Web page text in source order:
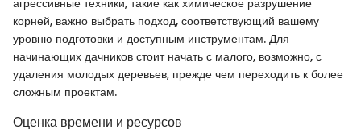
корней, важно выбрать подход, соответствующий вашему
уровню подготовки и доступным инструментам. Для
начинающих дачников стоит начать с малого, возможно, с
удаления молодых деревьев, прежде чем переходить к более
сложным проектам.
Оценка времени и ресурсов